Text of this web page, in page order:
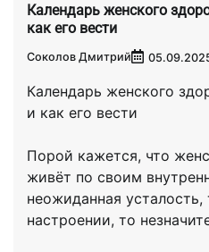
Календарь женского
как его вести
Соколов Дмитрий
Календарь женского
и как его вести
Порой кажется, что
живёт по своим
неожиданная
настроении, то